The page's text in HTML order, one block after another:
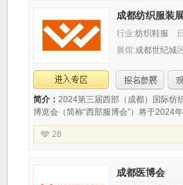
成都纺织服装
行业:纺织鞋服
展馆:成都世纪城
简介： 2024第三届西部（成都）国际纺
博览会（简称“西部服博会”）将于2024
办。展示范围包括服装贴牌、原创设计
职业装·团服、面料辅料、流行纱线、
28
成都医博会